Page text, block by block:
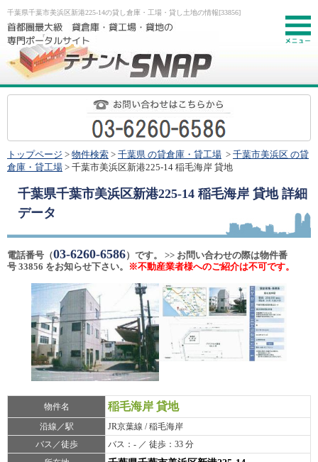
千葉県千葉市美浜区新港225-14の貸し倉庫・工場・貸し土地の情報[33856]
トップページ > 物件検索 > 千葉県 の貸倉庫・貸工場 > 千葉市美浜区 の貸
倉庫・貸工場 > 千葉市美浜区新港225-14 稲毛海岸 貸地
千葉県千葉市美浜区新港225-14 稲毛海岸 貸地詳細
データ
電話番号（03-6260-6586）です。 >> お問い合わせの際は物件番
号 33856 をお知らせ下さい。
※不動産業者様へのご紹介は不可です。
物件名 稲毛海岸 貸地
沿線／駅
JR京葉線 / 稲毛海岸
バス／徒歩
バス：- ／ 徒歩：33 分